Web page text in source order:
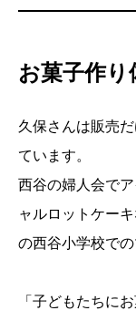
お菓子作り
久保さんは販売
ています。
西谷の婦人会で
ャルロットケー
の西谷小学校で
「子どもたちに